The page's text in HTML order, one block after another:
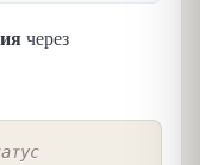
через